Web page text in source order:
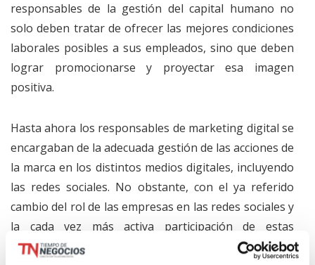
responsables de la gestión del capital humano no
solo deben tratar de ofrecer las mejores condiciones
laborales posibles a sus empleados, sino que deben
lograr promocionarse y proyectar esa imagen
positiva.
Hasta ahora los responsables de marketing digital se
encargaban de la adecuada gestión de las acciones de
la marca en los distintos medios digitales, incluyendo
las redes sociales. No obstante, con el ya referido
cambio del rol de las empresas en las redes sociales y
la cada vez más activa participación de estas
plataformas para ayudar a sus usuarios a encontrar